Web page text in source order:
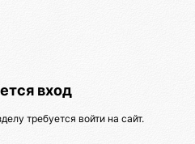
вход
требуется войти на сайт.